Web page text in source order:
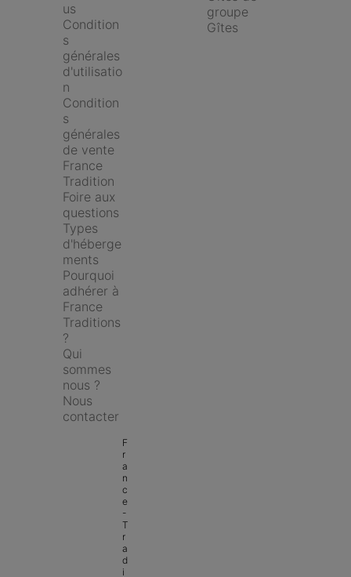
us
Condition
s
générales
d'utilisatio
n
Condition
s
générales
de vente
France
Tradition
Foire aux
questions
Types
d'héberge
ments
Pourquoi
adhérer à
France
Traditions
?
Qui
sommes
nous ?
Nous
contacter
groupe
Gîtes
F
r
a
n
c
e
-
T
r
a
d
i